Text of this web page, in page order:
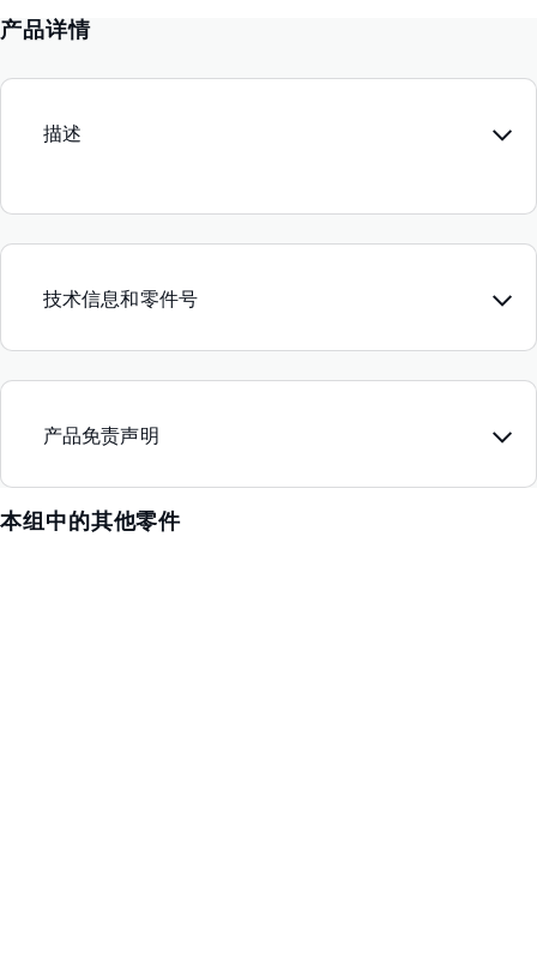
产品详情
描述
技术信息和零件号
产品免责声明
本组中的其他零件